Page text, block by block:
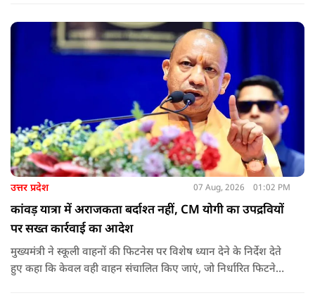
उत्तर प्रदेश 07 Aug, 2026 01:02 PM
कांवड़ यात्रा में अराजकता बर्दाश्त नहीं, CM योगी का उपद्रवियों
पर सख्त कार्रवाई का आदेश
मुख्यमंत्री ने स्कूली वाहनों की फिटनेस पर विशेष ध्यान देने के निर्देश देते
हुए कहा कि केवल वही वाहन संचालित किए जाएं, जो निर्धारित फिटनेस